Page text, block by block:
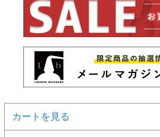
カートを見る